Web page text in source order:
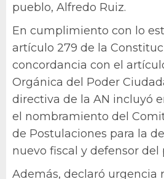
pueblo, Alfredo Ruiz.
En cumplimiento con lo
artículo 279 de la
concordancia con el
Orgánica del Poder
directiva de la AN incluyó
el nombramiento del
de Postulaciones para la
nuevo fiscal y defensor del
Además, declaró urgencia